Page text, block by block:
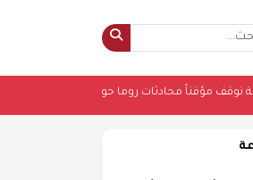
توقف مؤقتاً محادثات روما حول جنوب لبنان